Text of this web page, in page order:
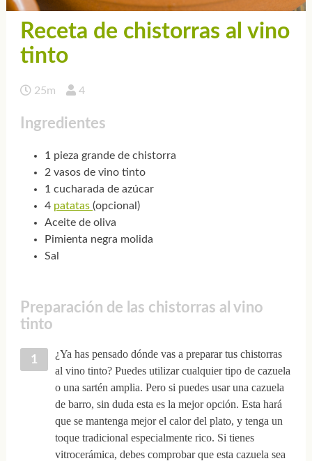
Receta de chistorras al vino
tinto
25m 4
Ingredientes
1 pieza grande de chistorra
2 vasos de vino tinto
1 cucharada de azúcar
4 patatas (opcional)
Aceite de oliva
Pimienta negra molida
Sal
Preparación de las chistorras al vino
tinto
¿Ya has pensado dónde vas a preparar tus chistorras
al vino tinto? Puedes utilizar cualquier tipo de cazuela
o una sartén amplia. Pero si puedes usar una cazuela
de barro, sin duda esta es la mejor opción. Esta hará
que se mantenga mejor el calor del plato, y tenga un
toque tradicional especialmente rico. Si tienes
vitrocerámica, debes comprobar que esta cazuela sea